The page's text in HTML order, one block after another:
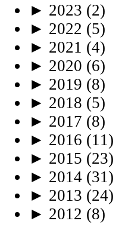
► 2023 (2)
► 2022 (5)
► 2021 (4)
► 2020 (6)
► 2019 (8)
► 2018 (5)
► 2017 (8)
► 2016 (11)
► 2015 (23)
► 2014 (31)
► 2013 (24)
► 2012 (8)